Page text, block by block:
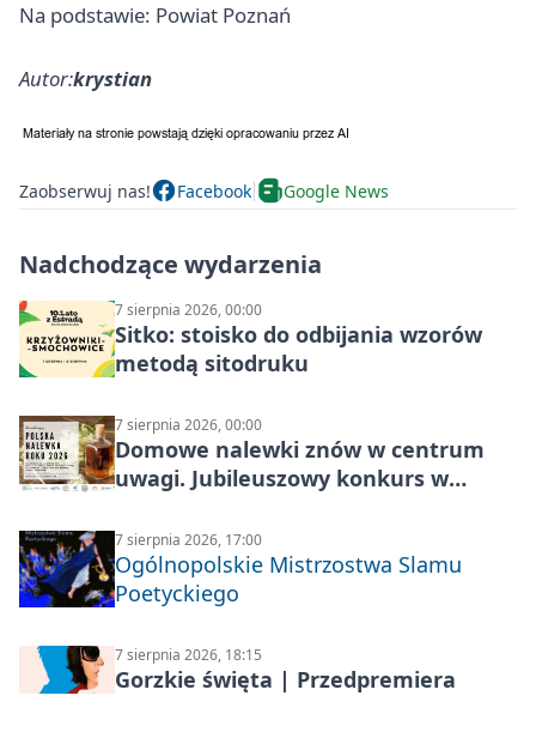
Na podstawie: Powiat Poznań
Autor:krystian
Zaobserwuj nas! Facebook Google News
Nadchodzące wydarzenia
7 sierpnia 2026, 00:00
Sitko: stoisko do odbijania wzorów
metodą sitodruku
7 sierpnia 2026, 00:00
Domowe nalewki znów w centrum
uwagi. Jubileuszowy konkurs w
7 sierpnia 2026, 17:00
Ogólnopolskie Mistrzostwa Slamu
Poetyckiego
7 sierpnia 2026, 18:15
Gorzkie święta | Przedpremiera